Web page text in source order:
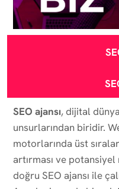
SEO ajansı, dijital
unsurlarından biridir.
motorlarında üst
artırması ve
doğru SEO ajansı ile